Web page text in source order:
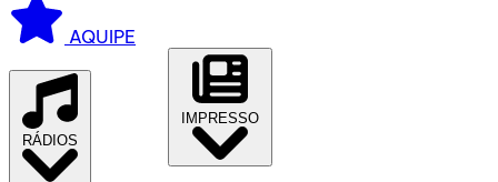
AQUIPE
RÁDIOS
IMPRESSO